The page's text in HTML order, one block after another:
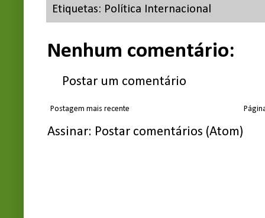
Etiquetas: Política Internacional
Nenhum comentário:
Postar um comentário
Postagem mais recente
Assinar: Postar comentários (Atom)